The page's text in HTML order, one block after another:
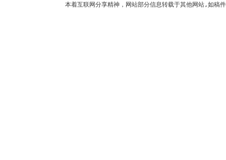
本着互联网分享精神，网站部分信息转载于其他网站,如稿